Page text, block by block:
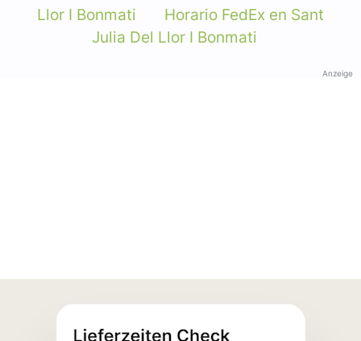
Llor I Bonmati
Horario FedEx en Sant
Julia Del Llor I Bonmati
Anzeige